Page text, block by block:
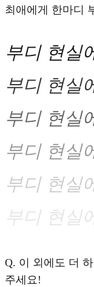
최애에게 한마디
부디 현실
부디 현실
부디 현실
부디 현실
부디 현실
부디 현실
Q. 이 외에도 더
주세요!